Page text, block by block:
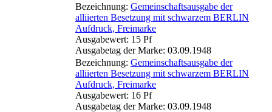
Bezeichnung: Gemeinschaftsausgabe der
alliierten Besetzung mit schwarzem BERLIN
Aufdruck, Freimarke
Ausgabewert: 15 Pf
Ausgabetag der Marke: 03.09.1948
Bezeichnung: Gemeinschaftsausgabe der
alliierten Besetzung mit schwarzem BERLIN
Aufdruck, Freimarke
Ausgabewert: 16 Pf
Ausgabetag der Marke: 03.09.1948